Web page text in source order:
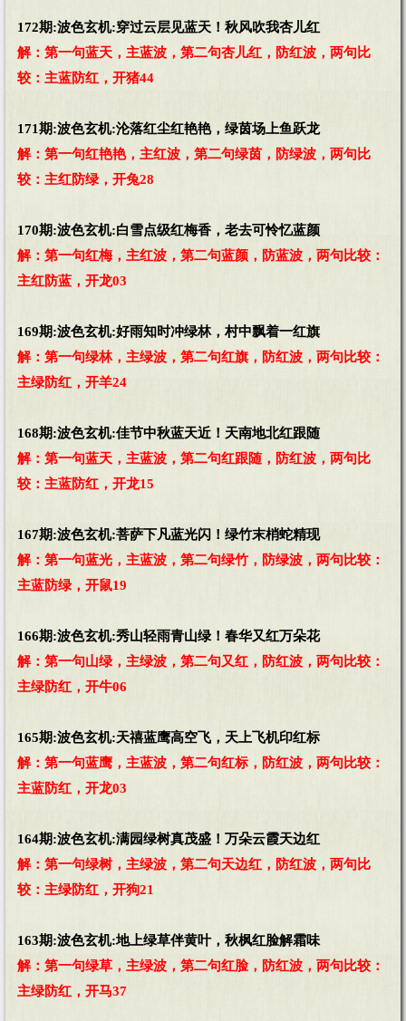
172期:波色玄机:穿过云层见蓝天！秋风吹我杏儿红
解：第一句蓝天，主蓝波，第二句杏儿红，防红波，两句比
较：主蓝防红，开猪44
171期:波色玄机:沦落红尘红艳艳，绿茵场上鱼跃龙
解：第一句红艳艳，主红波，第二句绿茵，防绿波，两句比
较：主红防绿，开兔28
170期:波色玄机:白雪点级红梅香，老去可怜忆蓝颜
解：第一句红梅，主红波，第二句蓝颜，防蓝波，两句比较：
主红防蓝，开龙03
169期:波色玄机:好雨知时冲绿林，村中飘着一红旗
解：第一句绿林，主绿波，第二句红旗，防红波，两句比较：
主绿防红，开羊24
168期:波色玄机:佳节中秋蓝天近！天南地北红跟随
解：第一句蓝天，主蓝波，第二句红跟随，防红波，两句比
较：主蓝防红，开龙15
167期:波色玄机:菩萨下凡蓝光闪！绿竹末梢蛇精现
解：第一句蓝光，主蓝波，第二句绿竹，防绿波，两句比较：
主蓝防绿，开鼠19
166期:波色玄机:秀山轻雨青山绿！春华又红万朵花
解：第一句山绿，主绿波，第二句又红，防红波，两句比较：
主绿防红，开牛06
165期:波色玄机:天禧蓝鹰高空飞，天上飞机印红标
解：第一句蓝鹰，主蓝波，第二句红标，防红波，两句比较：
主蓝防红，开龙03
164期:波色玄机:满园绿树真茂盛！万朵云霞天边红
解：第一句绿树，主绿波，第二句天边红，防红波，两句比
较：主绿防红，开狗21
163期:波色玄机:地上绿草伴黄叶，秋枫红脸解霜味
解：第一句绿草，主绿波，第二句红脸，防红波，两句比较：
主绿防红，开马37